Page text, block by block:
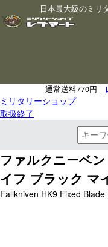
日本最大級のミリ
通常送料770円｜
ミリタリーショップ
取扱終了
ファルクニーベ
イフ ブラック マ
Fallkniven HK9 Fixed